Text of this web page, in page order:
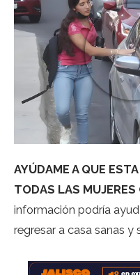
AYÚDAME A QUE
TODAS LAS
información podría
regresar a casa sanas y